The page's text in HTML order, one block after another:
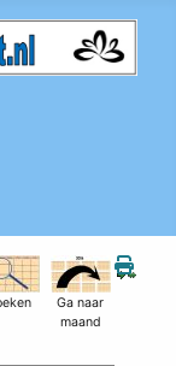
Ga naar
maand